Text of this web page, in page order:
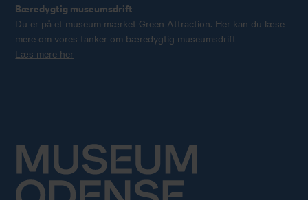
Bæredygtig museumsdrift
Du er på et museum mærket Green Attraction. Her kan du læse
mere om vores tanker om bæredygtig museumsdrift
Læs mere her